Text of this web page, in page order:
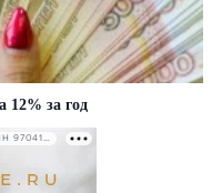
12% за год
РЕКЛАМА • ООО «ДРУЖБА» ИНН 9704146411